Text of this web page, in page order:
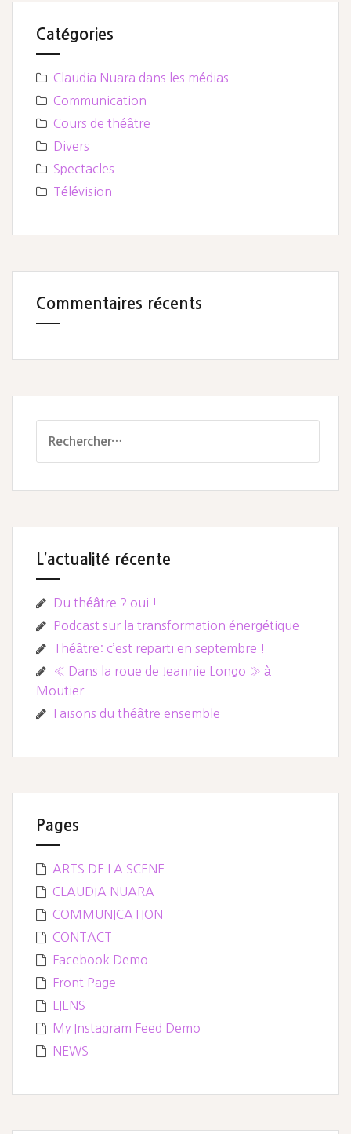
Catégories
Claudia Nuara dans les médias
Communication
Cours de théâtre
Divers
Spectacles
Télévision
Commentaires récents
L’actualité récente
Du théâtre ? oui !
Podcast sur la transformation énergétique
Théâtre: c’est reparti en septembre !
« Dans la roue de Jeannie Longo » à
Moutier
Faisons du théâtre ensemble
Pages
ARTS DE LA SCENE
CLAUDIA NUARA
COMMUNICATION
CONTACT
Facebook Demo
Front Page
LIENS
My Instagram Feed Demo
NEWS